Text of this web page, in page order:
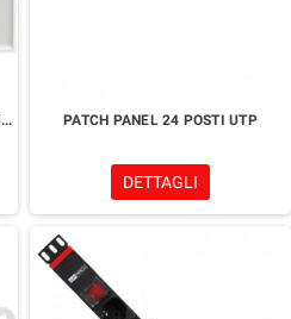
KEYSTONE Placca per scatola 503 da incasso PATCH PANEL 24 POSTI UTP
DETTAGLI